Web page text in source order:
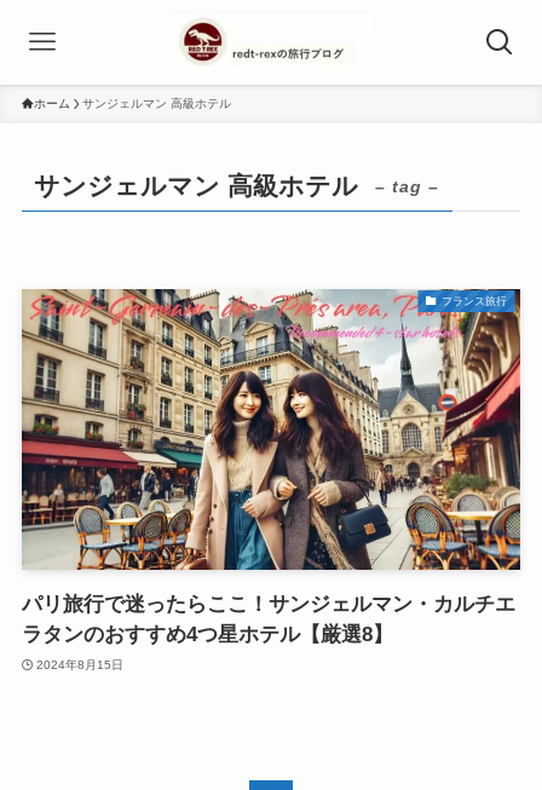
ホーム サンジェルマン 高級ホテル
サンジェルマン 高級ホテル – tag –
フランス旅行
パリ旅行で迷ったらここ！サンジェルマン・カルチエ
ラタンのおすすめ4つ星ホテル【厳選8】
2024年8月15日